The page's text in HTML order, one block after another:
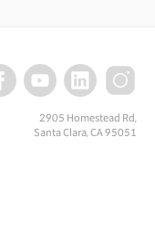
2905 Homestead Rd,
Santa Clara, CA 95051